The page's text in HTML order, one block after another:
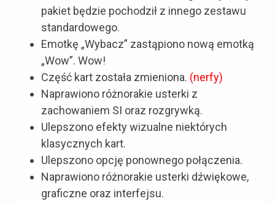
pakiet będzie pochodził z innego zestawu
standardowego.
Emotkę „Wybacz” zastąpiono nową emotką
„Wow”. Wow!
Część kart została zmieniona. (nerfy)
Naprawiono różnorakie usterki z
zachowaniem SI oraz rozgrywką.
Ulepszono efekty wizualne niektórych
klasycznych kart.
Ulepszono opcję ponownego połączenia.
Naprawiono różnorakie usterki dźwiękowe,
graficzne oraz interfejsu.